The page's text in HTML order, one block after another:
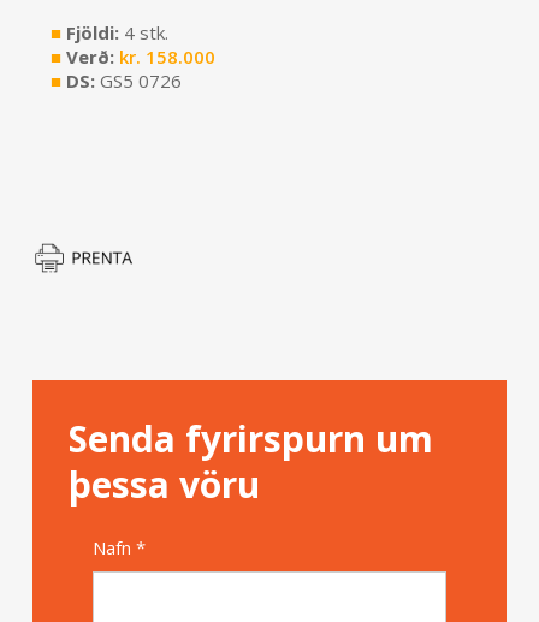
■Fjöldi: 4 stk.
■Verð: kr. 158.000
■DS: GS5 0726
Senda fyrirspurn um
þessa vöru
Nafn *